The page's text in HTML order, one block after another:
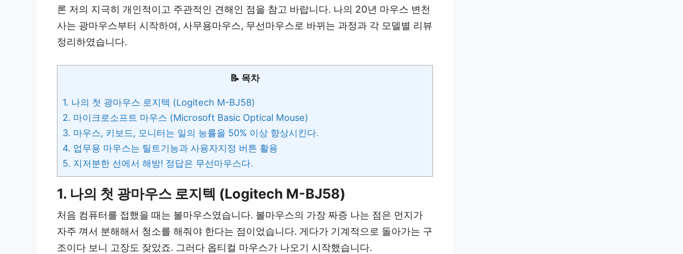
론 저의 지극히 개인적이고 주관적인 견해인 점을 참고 바랍니다. 나의 20년 마우스 변천
사는 광마우스부터 시작하여, 사무용마우스, 무선마우스로 바뀌는 과정과 각 모델별 리뷰
정리하였습니다.
📝 목차
1. 나의 첫 광마우스 로지텍 (Logitech M-BJ58)
2. 마이크로소프트 마우스 (Microsoft Basic Optical Mouse)
3. 마우스, 키보드, 모니터는 일의 능률을 50% 이상 향상시킨다.
4. 업무용 마우스는 틸트기능과 사용자지정 버튼 활용
5. 지저분한 선에서 해방! 정답은 무선마우스다.
1. 나의 첫 광마우스 로지텍 (Logitech M-BJ58)
처음 컴퓨터를 접했을 때는 볼마우스였습니다. 볼마우스의 가장 짜증 나는 점은 먼지가
자주 껴서 분해해서 청소를 해줘야 한다는 점이었습니다. 게다가 기계적으로 돌아가는 구
조이다 보니 고장도 잦았죠. 그러다 옵티컬 마우스가 나오기 시작했습니다.